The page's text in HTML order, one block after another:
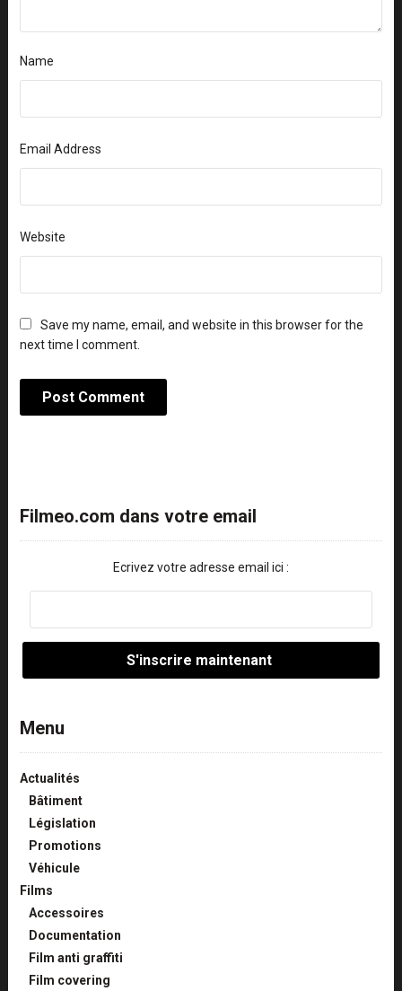
Name
Email Address
Website
Save my name, email, and website in this browser for the
next time I comment.
Filmeo.com dans votre email
Ecrivez votre adresse email ici :
Menu
Actualités
Bâtiment
Législation
Promotions
Véhicule
Films
Accessoires
Documentation
Film anti graffiti
Film covering